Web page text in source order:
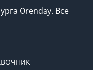
Orenday. Все